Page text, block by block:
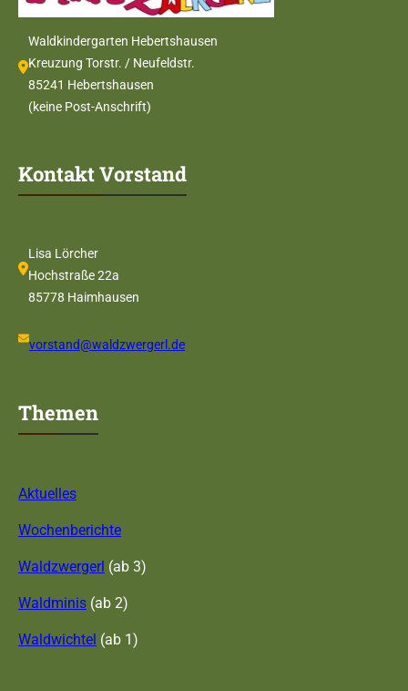
Waldkindergarten Hebertshausen
Kreuzung Torstr. / Neufeldstr.
85241 Hebertshausen
(keine Post-Anschrift)
Kontakt Vorstand
Lisa Lörcher
Hochstraße 22a
85778 Haimhausen
vorstand@waldzwergerl.de
Themen
Aktuelles
Wochenberichte
Waldzwergerl (ab 3)
Waldminis (ab 2)
Waldwichtel (ab 1)